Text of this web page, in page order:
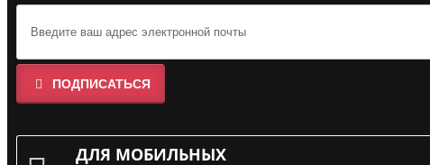
ПОДПИСАТЬСЯ
ДЛЯ МОБИЛЬНЫХ